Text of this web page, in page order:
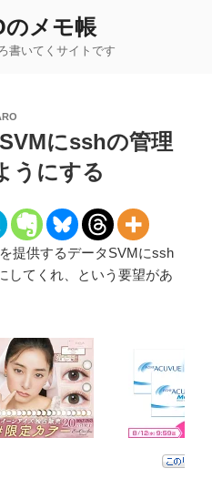
のメモ帳
書いてくサイトです
にsshの管理
うにする
提供するデータSVMにssh
してくれ、という要望があ